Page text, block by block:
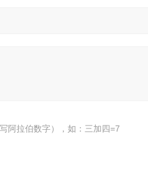
阿拉伯数字），如：三加四=7